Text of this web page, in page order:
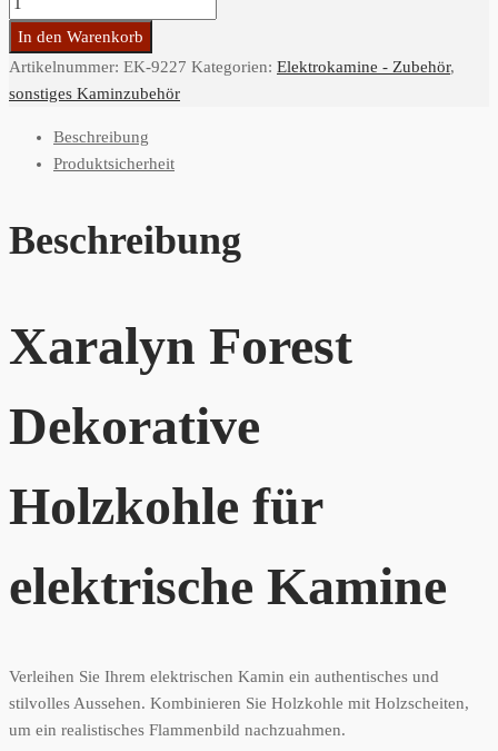
In den Warenkorb
Artikelnummer: EK-9227 Kategorien: Elektrokamine - Zubehör,
sonstiges Kaminzubehör
Beschreibung
Produktsicherheit
Beschreibung
Xaralyn Forest
Dekorative
Holzkohle für
elektrische Kamine
Verleihen Sie Ihrem elektrischen Kamin ein authentisches und
stilvolles Aussehen. Kombinieren Sie Holzkohle mit Holzscheiten,
um ein realistisches Flammenbild nachzuahmen.